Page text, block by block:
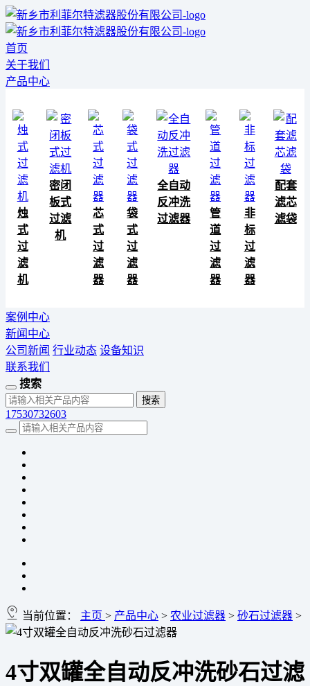
首页
关于我们
产品中心
烛
式
过
滤
机
密闭
板式
过滤
机
芯
式
过
滤
器
袋
式
过
滤
器
全自动
反冲洗
过滤器
管
道
过
滤
器
非
标
过
滤
器
配套
滤芯
滤袋
案例中心
新闻中心
公司新闻 行业动态 设备知识
联系我们
搜索
17530732603
当前位置： 主页 > 产品中心 > 农业过滤器 > 砂石过滤器 >
4寸双罐全自动反冲洗砂石过滤